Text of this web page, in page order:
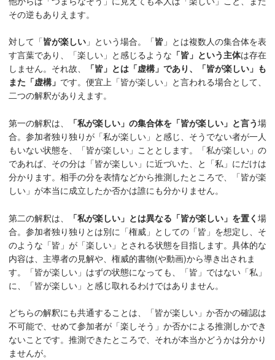
その逆もありえます。
対して「皆が楽しい 」という場合。「皆 」とは複数人の集合体を表
す言葉であり、「楽しい」と感じるような 「皆」という主体は存在
しません。それ故、
「皆」とは「虚構」であり、「皆が楽しい」も
また「虚構」 です。便宜上「皆が楽しい」と言われる場合として、
二つの解釈がありえます。
第一の解釈は、 「私が楽しい」の集合体を「皆が楽しい」と言う場
合。参加者独り独りが「私が楽しい」と感じ、そうでない者が一人
もいない状態を、「皆が楽しい」こととします。「私が楽しい」の
であれば、その分は「皆が楽しい」に近づいた、と「私」にだけは
分かります。相手の分を表情などから推測したところで、「皆が楽
しい」が本当に成立したか否かは誰にも分かりません。
第二の解釈は、 「私が楽しい」とは異なる「皆が楽しい」を置く 場
合。参加者独り独りとは別に「権威」としての「皆」を想定し、そ
のような「皆」が「楽しい」とされる状態を目指します。具体的な
内容は、主導者の見解や、権威的書物(や動画)から導き出されま
す。「皆が楽しい」はずの状態になっても、「皆」ではない「私」
に、「皆が楽しい」と感じ取れるわけではありません。
どちらの解釈にも共通することは、「皆が楽しい」か否かの確認は
不可能で、せめて参加者が「楽しそう」か否かによる推測しかでき
ないことです。推測できたところで、それが本当かどうかは分かり
ませんが。